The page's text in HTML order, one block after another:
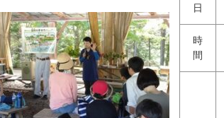
日
時
間